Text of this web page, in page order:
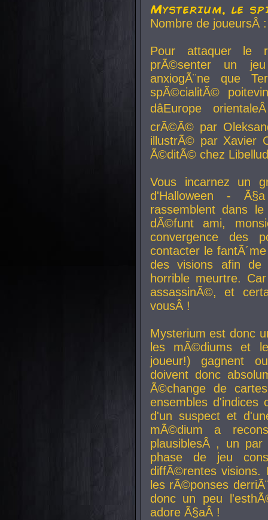
Mysterium, le
Nombre de
Pour attaquer le
prÃ©senter un
anxiogÃ¨ne que
spÃ©cialitÃ©
dâEurope
crÃ©Ã© par
illustrÃ© par Xavier
Ã©ditÃ© chez
Vous incarnez un
d'Halloween -
rassemblent dans
dÃ©funt ami,
convergence des
contacter le
des visions afin
horrible meurtre.
assassinÃ©, et
vousÂ !
Mysterium est donc
les mÃ©diums et
joueur!) gagnent
doivent donc
Ã©change de
ensembles d'indices
d'un suspect et
mÃ©dium a
plausiblesÂ , un par
phase de jeu
diffÃ©rentes visions.
les rÃ©ponses
donc un peu
adore Ã§aÂ !